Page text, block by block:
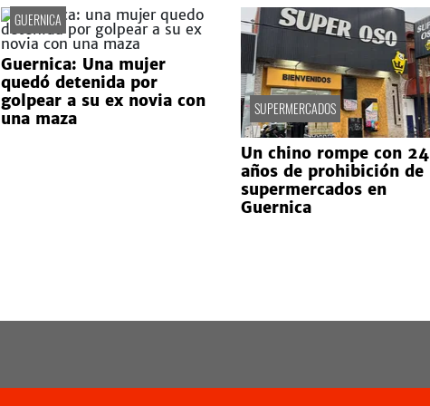
GUERNICA
Guernica: Una mujer
quedó detenida por
golpear a su ex novia con
una maza
SUPERMERCADOS
Un chino rompe con 24
años de prohibición de
supermercados en
Guernica